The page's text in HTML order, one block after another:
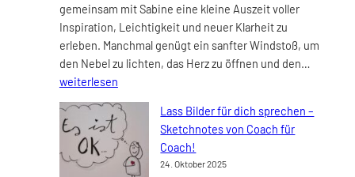
Herz
und
Jahresausklang
gemeinsam mit Sabine eine kleine Auszeit voller
Inspiration, Leichtigkeit und neuer Klarheit zu
erleben. Manchmal genügt ein sanfter Windstoß, um
den Nebel zu lichten, das Herz zu öffnen und den…
Wind“
weiterlesen
Lass Bilder für dich sprechen –
Sketchnotes von Coach für
Coach!
24. Oktober 2025